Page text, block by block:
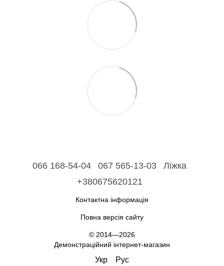
066 168-54-04 067 565-13-03
Ліжка
+380675620121
Контактна інформація
Повна версія сайту
© 2014—2026
Демонстраційний інтернет-магазин
Укр Рус